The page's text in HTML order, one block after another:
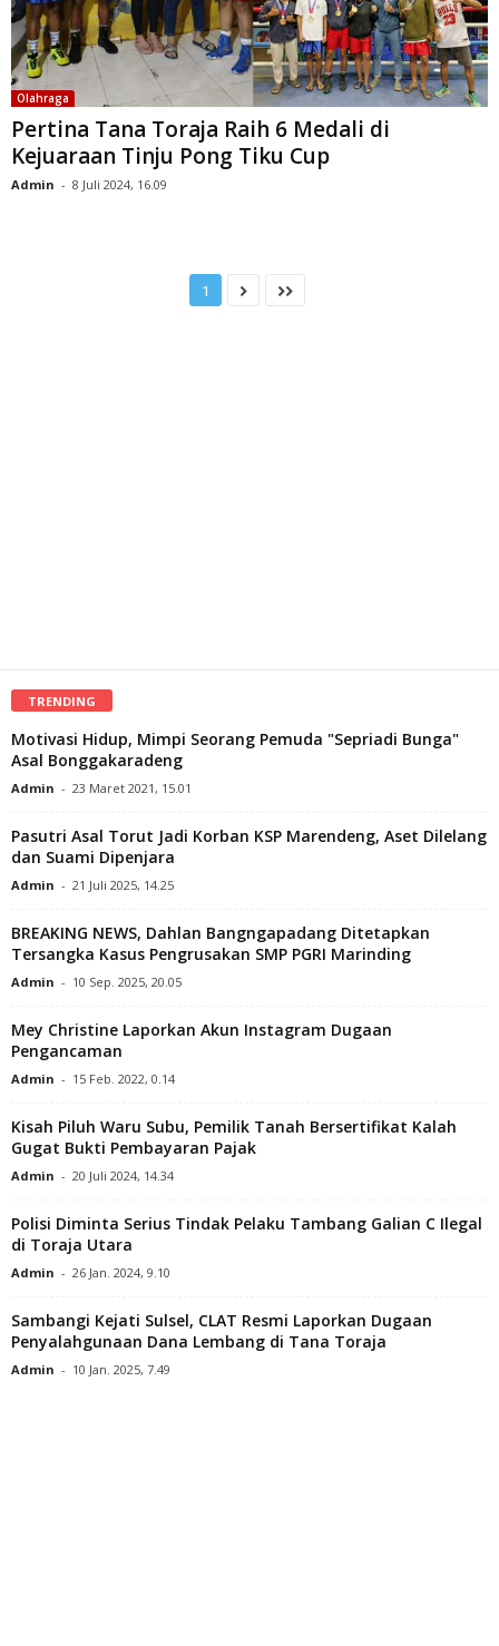
Olahraga
Pertina Tana Toraja Raih 6 Medali di
Kejuaraan Tinju Pong Tiku Cup
Admin - 8 Juli 2024, 16.09
1
TRENDING
Motivasi Hidup, Mimpi Seorang Pemuda "Sepriadi Bunga"
Asal Bonggakaradeng
Admin - 23 Maret 2021, 15.01
Pasutri Asal Torut Jadi Korban KSP Marendeng, Aset Dilelang
dan Suami Dipenjara
Admin - 21 Juli 2025, 14.25
BREAKING NEWS, Dahlan Bangngapadang Ditetapkan
Tersangka Kasus Pengrusakan SMP PGRI Marinding
Admin - 10 Sep. 2025, 20.05
Mey Christine Laporkan Akun Instagram Dugaan
Pengancaman
Admin - 15 Feb. 2022, 0.14
Kisah Piluh Waru Subu, Pemilik Tanah Bersertifikat Kalah
Gugat Bukti Pembayaran Pajak
Admin - 20 Juli 2024, 14.34
Polisi Diminta Serius Tindak Pelaku Tambang Galian C Ilegal
di Toraja Utara
Admin - 26 Jan. 2024, 9.10
Sambangi Kejati Sulsel, CLAT Resmi Laporkan Dugaan
Penyalahgunaan Dana Lembang di Tana Toraja
Admin - 10 Jan. 2025, 7.49